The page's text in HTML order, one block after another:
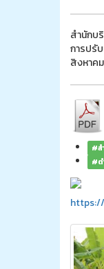
สำนักบ
การปรั
สิงหาค
#ส
#ต
https://